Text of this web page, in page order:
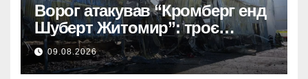
Ворог атакував “Кромберг енд
Шуберт Житомир”: троє
постраждалих.
09.08.2026